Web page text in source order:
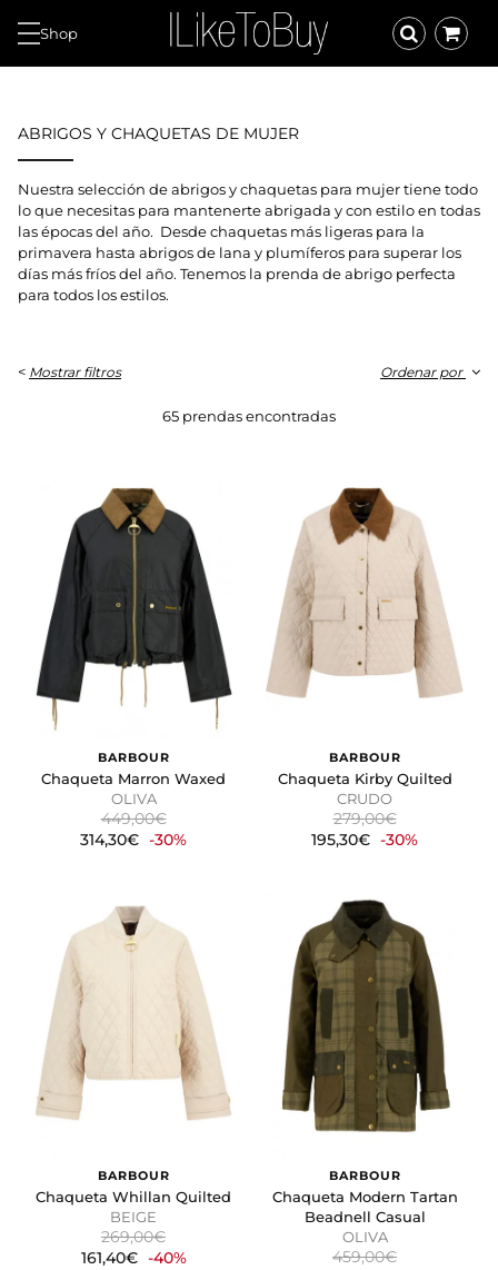
Shop
ABRIGOS Y CHAQUETAS DE MUJER
Nuestra selección de abrigos y chaquetas para mujer tiene todo
lo que necesitas para mantenerte abrigada y con estilo en todas
las épocas del año. Desde chaquetas más ligeras para la
primavera hasta abrigos de lana y plumíferos para superar los
días más fríos del año. Tenemos la prenda de abrigo perfecta
para todos los estilos.
65 prendas encontradas
Ordenar por
< Mostrar filtros
BARBOUR
Chaqueta Marron Waxed
OLIVA
449,00€
314,30€ -30%
BARBOUR
Chaqueta Kirby Quilted
CRUDO
279,00€
195,30€ -30%
BARBOUR
Chaqueta Whillan Quilted
BEIGE
269,00€
161,40€ -40%
BARBOUR
Chaqueta Modern Tartan
Beadnell Casual
OLIVA
459,00€